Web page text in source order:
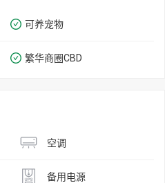
可养宠物
繁华商圈​​CBD
空调
备用电源